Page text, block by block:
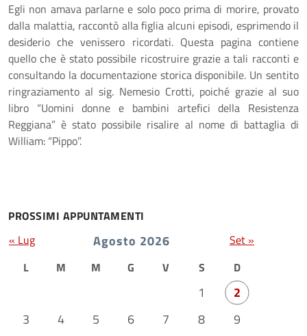
Egli non amava parlarne e solo poco prima di morire, provato
dalla malattia, raccontò alla figlia alcuni episodi, esprimendo il
desiderio che venissero ricordati. Questa pagina contiene
quello che è stato possibile ricostruire grazie a tali racconti e
consultando la documentazione storica disponibile. Un sentito
ringraziamento al sig. Nemesio Crotti, poiché grazie al suo
libro “Uomini donne e bambini artefici della Resistenza
Reggiana” è stato possibile risalire al nome di battaglia di
William: “Pippo”.
PROSSIMI APPUNTAMENTI
Agosto 2026
L M M G V S D
1
2
3
4 5 6 7 8
9
« Lug Set »